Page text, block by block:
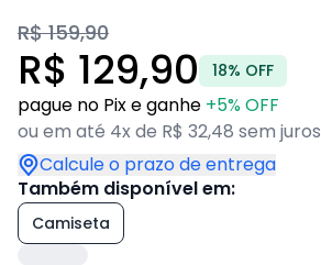
R$ 159,90
R$ 129,90 18% OFF
pague no Pix e ganhe +5% OFF
ou em até 4x de R$ 32,48 sem juros
Calcule o prazo de entrega
Também disponível em:
Camiseta